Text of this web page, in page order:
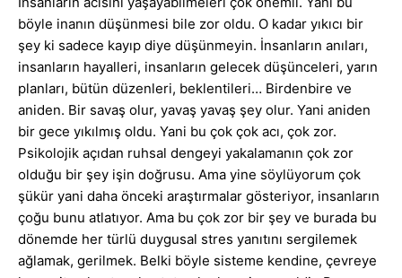
böyle inanın düşünmesi bile zor oldu. O kadar yıkıcı bir
şey ki sadece kayıp diye düşünmeyin. İnsanların anıları,
insanların hayalleri, insanların gelecek düşünceleri, yarın
planları, bütün düzenleri, beklentileri… Birdenbire ve
aniden. Bir savaş olur, yavaş yavaş şey olur. Yani aniden
bir gece yıkılmış oldu. Yani bu çok çok acı, çok zor.
Psikolojik açıdan ruhsal dengeyi yakalamanın çok zor
olduğu bir şey işin doğrusu. Ama yine söylüyorum çok
şükür yani daha önceki araştırmalar gösteriyor, insanların
çoğu bunu atlatıyor. Ama bu çok zor bir şey ve burada bu
dönemde her türlü duygusal stres yanıtını sergilemek
ağlamak, gerilmek. Belki böyle sisteme kendine, çevreye